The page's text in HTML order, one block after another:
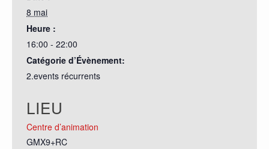
8 mai
Heure :
16:00 - 22:00
Catégorie d’Évènement:
2.events récurrents
LIEU
Centre d’animation
GMX9+RC